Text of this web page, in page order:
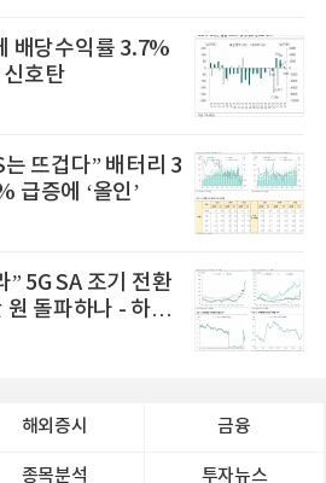
배당수익률 3.7%
호탄
뜨겁다” 배터리 3
급증에 ‘올인’
” 5G SA 조기 전환
돌파하나 - 하나
해외증시 금융
종목분석 투자뉴스